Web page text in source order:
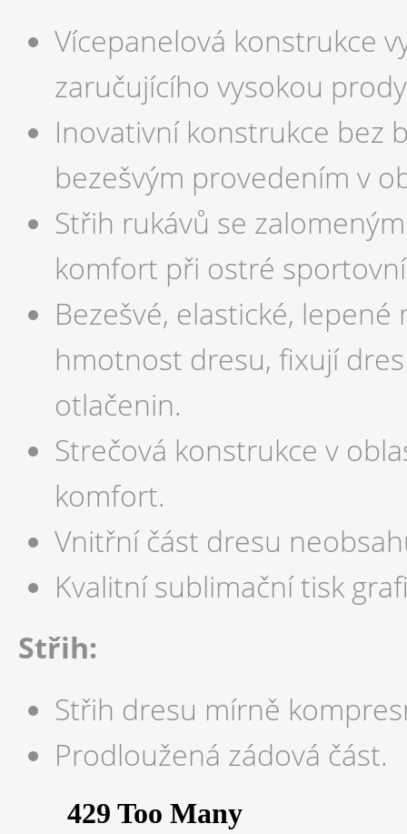
Vícepanelová konstrukce
zaručujícího vysokou
Inovativní konstrukce bez
bezešvým provedením v
Střih rukávů se
komfort při ostré
Bezešvé, elastické,
hmotnost dresu, fixují
otlačenin.
Strečová konstrukce v
komfort.
Vnitřní část dresu
Kvalitní sublimační tisk
Střih:
Střih dresu mírně
Prodloužená zádová část.